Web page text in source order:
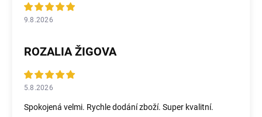
9.8.2026
ROZALIA ŽIGOVA
5.8.2026
Spokojená velmi. Rychle dodání zboží. Super kvalitní.